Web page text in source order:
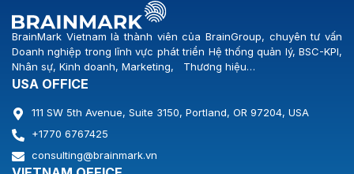
BrainMark Vietnam là thành viên của BrainGroup, chuyên tư vấn
Doanh nghiệp trong lĩnh vực phát triển Hệ thống quản lý, BSC-KPI,
Nhân sự, Kinh doanh, Marketing, Thương hiệu…
USA OFFICE
111 SW 5th Avenue, Suite 3150, Portland, OR 97204, USA
+1770 6767425
consulting@brainmark.vn